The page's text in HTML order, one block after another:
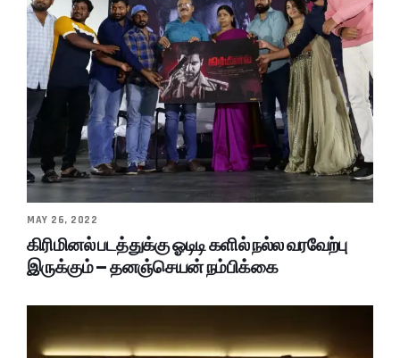
MAY 26, 2022
கிரிமினல் படத்துக்கு ஓடிடி களில் நல்ல வரவேற்பு
இருக்கும் – தனஞ்செயன் நம்பிக்கை